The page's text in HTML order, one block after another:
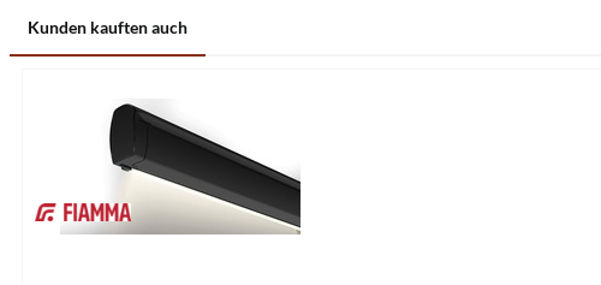
Kunden kauften auch